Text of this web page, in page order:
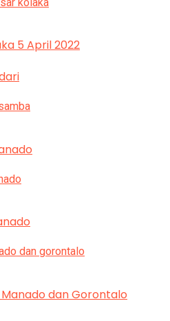
5 April 2022
dan Gorontalo